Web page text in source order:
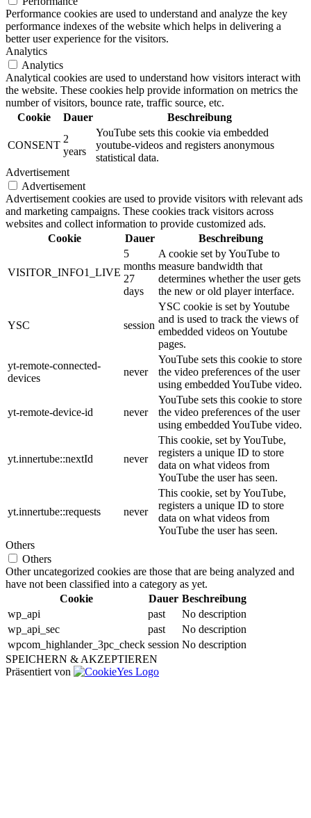
Performance cookies are used to understand and analyze the key
performance indexes of the website which helps in delivering a
better user experience for the visitors.
Analytics
Analytics
Analytical cookies are used to understand how visitors interact with
the website. These cookies help provide information on metrics the
number of visitors, bounce rate, traffic source, etc.
Cookie
Dauer Beschreibung
CONSENT
2
years
YouTube sets this cookie via embedded
youtube-videos and registers anonymous
statistical data.
Advertisement
Advertisement
Advertisement cookies are used to provide visitors with relevant ads
and marketing campaigns. These cookies track visitors across
websites and collect information to provide customized ads.
Cookie
Dauer Beschreibung
VISITOR_INFO1_LIVE
5
months
27
days
A cookie set by YouTube to
measure bandwidth that
determines whether the user gets
the new or old player interface.
YSC session
YSC cookie is set by Youtube
and is used to track the views of
embedded videos on Youtube
pages.
yt-remote-connected-
devices
never
YouTube sets this cookie to store
the video preferences of the user
using embedded YouTube video.
yt-remote-device-id never
YouTube sets this cookie to store
the video preferences of the user
using embedded YouTube video.
yt.innertube::nextId never
This cookie, set by YouTube,
registers a unique ID to store
data on what videos from
YouTube the user has seen.
yt.innertube::requests never
This cookie, set by YouTube,
registers a unique ID to store
data on what videos from
YouTube the user has seen.
Others
Others
Other uncategorized cookies are those that are being analyzed and
have not been classified into a category as yet.
Cookie
Dauer Beschreibung
wp_api
past
No description
wp_api_sec
past
No description
wpcom_highlander_3pc_check session No description
SPEICHERN & AKZEPTIEREN
Präsentiert von